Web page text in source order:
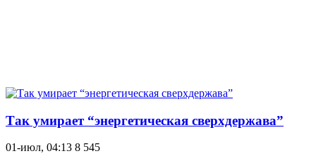
Так умирает “энергетическая сверхдержава”
01-июл, 04:13 8 545